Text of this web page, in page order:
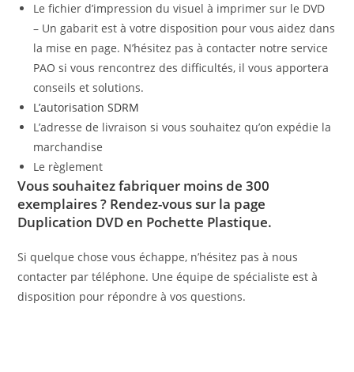
Le fichier d’impression du visuel à imprimer sur le DVD
– Un gabarit est à votre disposition pour vous aidez dans
la mise en page. N’hésitez pas à contacter notre service
PAO si vous rencontrez des difficultés, il vous apportera
conseils et solutions.
L’autorisation SDRM
L’adresse de livraison si vous souhaitez qu’on expédie la
marchandise
Le règlement
Vous souhaitez fabriquer moins de 300
exemplaires ? Rendez-vous sur la page
Duplication DVD en Pochette Plastique.
Si quelque chose vous échappe, n’hésitez pas à nous
contacter par téléphone. Une équipe de spécialiste est à
disposition pour répondre à vos questions.